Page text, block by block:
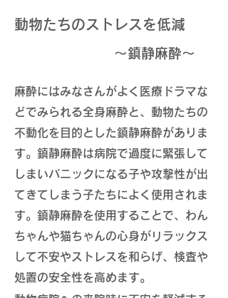
​動物たちのストレスを低減
〜鎮静麻酔〜
麻酔にはみなさんがよく医療ドラマな
どでみられる全身麻酔と、動物たちの
不動化を目的とした鎮静麻酔がありま
す。鎮静麻酔は病院で過度に緊張して
しまいパニックになる子や攻撃性が出
てきてしまう子たちによく使用されま
す。 鎮静麻酔を使用することで、わん
ちゃんや猫ちゃんの心身がリラックス
して不安やストレスを和らげ、検査や
処置の安全性を高めます。